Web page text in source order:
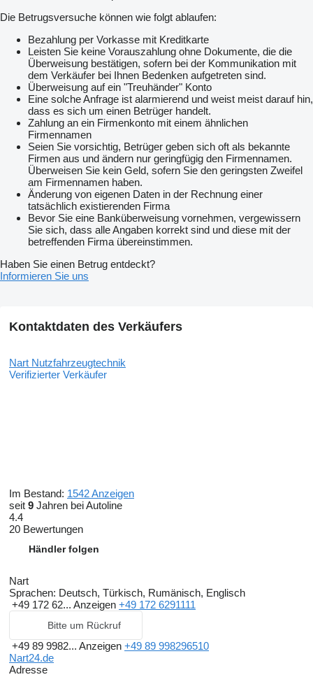
Die Betrugsversuche können wie folgt ablaufen:
Bezahlung per Vorkasse mit Kreditkarte
Leisten Sie keine Vorauszahlung ohne Dokumente, die die
Überweisung bestätigen, sofern bei der Kommunikation mit
dem Verkäufer bei Ihnen Bedenken aufgetreten sind.
Überweisung auf ein "Treuhänder" Konto
Eine solche Anfrage ist alarmierend und weist meist darauf hin,
dass es sich um einen Betrüger handelt.
Zahlung an ein Firmenkonto mit einem ähnlichen
Firmennamen
Seien Sie vorsichtig, Betrüger geben sich oft als bekannte
Firmen aus und ändern nur geringfügig den Firmennamen.
Überweisen Sie kein Geld, sofern Sie den geringsten Zweifel
am Firmennamen haben.
Änderung von eigenen Daten in der Rechnung einer
tatsächlich existierenden Firma
Bevor Sie eine Banküberweisung vornehmen, vergewissern
Sie sich, dass alle Angaben korrekt sind und diese mit der
betreffenden Firma übereinstimmen.
Haben Sie einen Betrug entdeckt?
Informieren Sie uns
Kontaktdaten des Verkäufers
Nart Nutzfahrzeugtechnik
Verifizierter Verkäufer
Im Bestand: 1542 Anzeigen
seit 9 Jahren bei Autoline
4.4
20 Bewertungen
Händler folgen
Nart
Sprachen: Deutsch, Türkisch, Rumänisch, Englisch
+49 172 62... Anzeigen +49 172 6291111
Bitte um Rückruf
+49 89 9982... Anzeigen +49 89 998296510
Nart24.de
Adresse